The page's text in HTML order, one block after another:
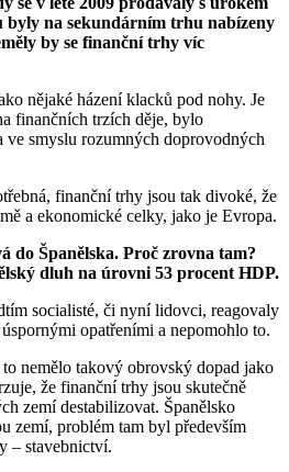
byly na sekundárním trhu nabízeny
by se finanční trhy víc
nějaké házení klacků pod nohy. Je
finančních trzích děje, bylo
ve smyslu rozumných doprovodných
finanční trhy jsou tak divoké, že
a ekonomické celky, jako je Evropa.
do Španělska. Proč zrovna tam?
dluh na úrovni 53 procent HDP.
socialisté, či nyní lidovci, reagovaly
opatřeními a nepomohlo to.
nemělo takový obrovský dopad jako
že finanční trhy jsou skutečně
zemí destabilizovat. Španělsko
zemí, problém tam byl především
– stavebnictví.